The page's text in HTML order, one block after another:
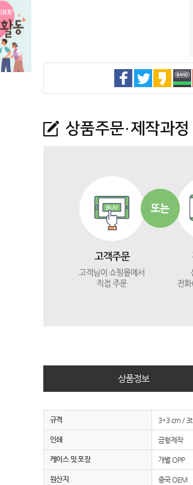
상품주문·제작과정
상품정보
규격 3*3 cm / 3t
인쇄 금형제작
케이스 및 포장 개별 OPP
원산지 중국 OEM